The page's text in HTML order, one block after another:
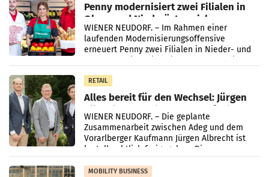
Penny modernisiert zwei Filialen in
Ober- und Niederösterreich
WIENER NEUDORF. – Im Rahmen einer
laufenden Modernisierungsoffensive
erneuert Penny zwei Filialen in Nieder- und
RETAIL
Alles bereit für den Wechsel: Jürgen
Albrecht setzt ab 1.1.2027 auf Adeg
WIENER NEUDORF. – Die geplante
Zusammenarbeit zwischen Adeg und dem
Vorarlberger Kaufmann Jürgen Albrecht ist
kartellrechtlich freigegeben: Die
Bundeswettbewerbsbehörde und der
Bundeskartellanwalt
MOBILITY BUSINESS